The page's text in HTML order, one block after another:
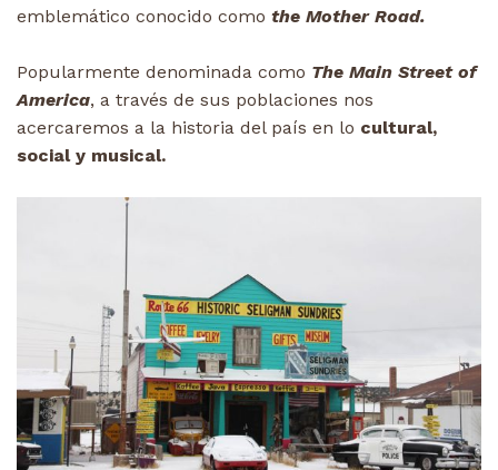
emblemático conocido como the Mother Road.
Popularmente denominada como The Main Street of
America, a través de sus poblaciones nos
acercaremos a la historia del país en lo cultural,
social y musical.